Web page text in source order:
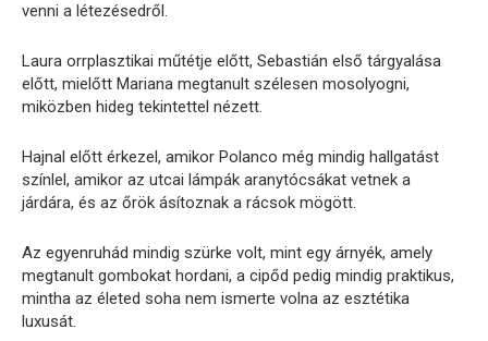
venni a létezésedről.
Laura orrplasztikai műtétje előtt, Sebastián első tárgyalása
előtt, mielőtt Mariana megtanult szélesen mosolyogni,
miközben hideg tekintettel nézett.
Hajnal előtt érkezel, amikor Polanco még mindig hallgatást
színlel, amikor az utcai lámpák aranytócsákat vetnek a
járdára, és az őrök ásítoznak a rácsok mögött.
Az egyenruhád mindig szürke volt, mint egy árnyék, amely
megtanult gombokat hordani, a cipőd pedig mindig praktikus,
mintha az életed soha nem ismerte volna az esztétika
luxusát.